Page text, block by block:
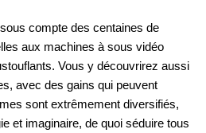
compte des centaines de
aux machines à sous vidéo
Vous y découvrirez aussi
avec des gains qui peuvent
sont extrêmement diversifiés,
et imaginaire, de quoi séduire tous